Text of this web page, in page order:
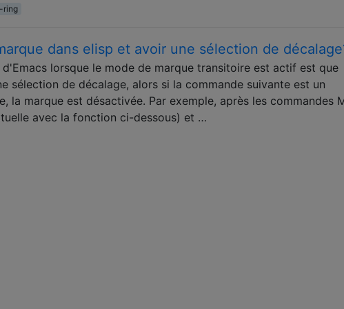
ring
dans elisp et avoir une sélection de
lorsque le mode de marque transitoire est actif est que
sélection de décalage, alors si la commande suivante est un
la marque est désactivée. Par exemple, après les commandes
avec la fonction ci-dessous) et …